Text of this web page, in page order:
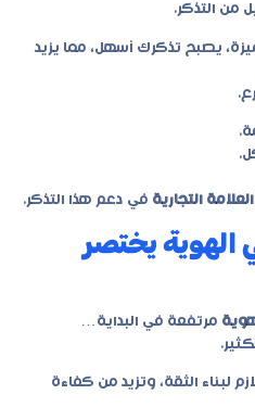
من التذكر.
يصبح تذكرك أسهل، مما يزيد
التجارية في دعم هذا التذكر.
الهوية يختصر
مرتفعة في البداية…
لبناء الثقة، وتزيد من كفاءة